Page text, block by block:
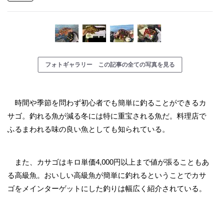
フォトギャラリー この記事の全ての写真を見る
時間や季節を問わず初心者でも簡単に釣ることができるカ
サゴ。釣れる魚が減る冬には特に重宝される魚だ。料理店で
ふるまわれる味の良い魚としても知られている。
また、カサゴはキロ単価4,000円以上まで値が張ることもあ
る高級魚。おいしい高級魚が簡単に釣れるということでカサ
ゴをメインターゲットにした釣りは幅広く紹介されている。